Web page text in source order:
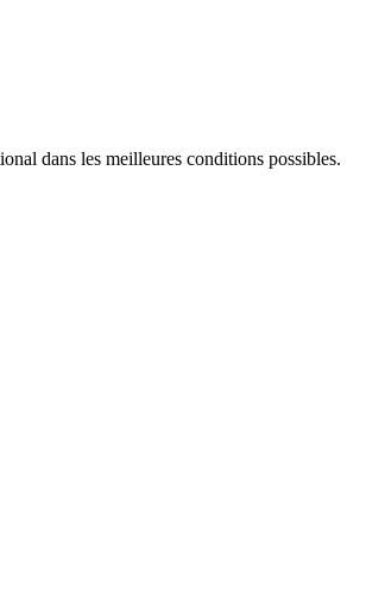
dans les meilleures conditions possibles.